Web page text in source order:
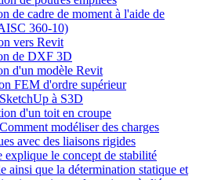
de cadre de moment à l'aide de
360-10)
vers Revit
de DXF 3D
d'un modèle Revit
FEM d'ordre supérieur
à S3D
d'un toit en croupe
modéliser des charges
avec des liaisons rigides
explique le concept de stabilité
ainsi que la détermination statique et